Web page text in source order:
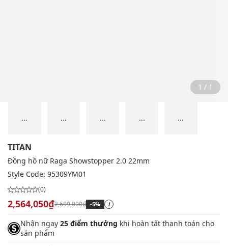
1 / 1
... ... ... ... ...
TITAN
Đồng hồ nữ Raga Showstopper 2.0 22mm
Style Code: 95309YM01
(0)
2,564,050₫2,699,000₫ -5% i
Nhận ngay 25 điểm thưởng khi hoàn tất thanh toán cho
sản phẩm